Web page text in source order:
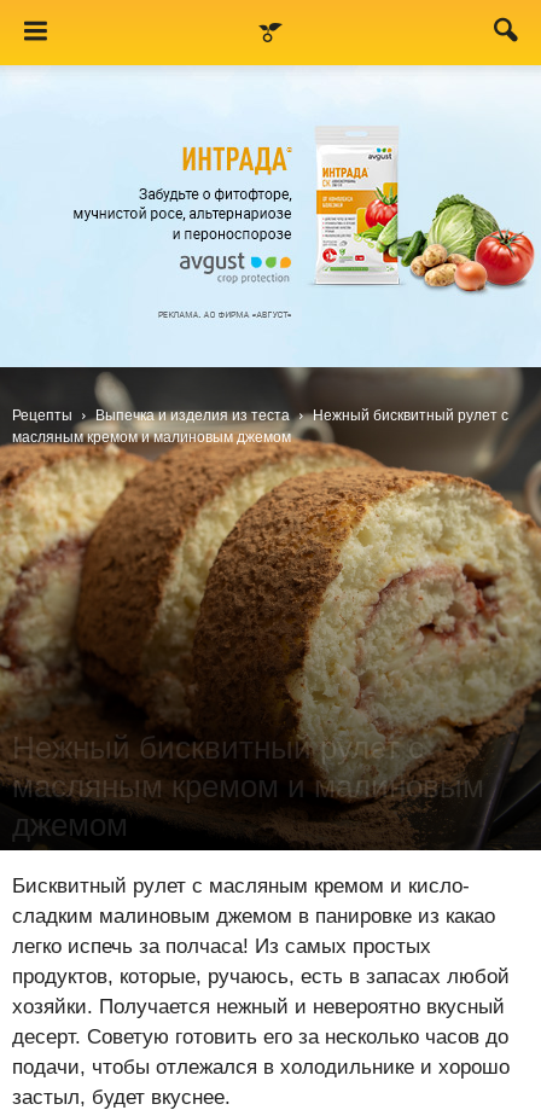
Рецепты Выпечка и изделия из теста
Нежный бисквитный рулет с
масляным кремом и малиновым джемом
Нежный бисквитный рулет с
масляным кремом и малиновым
джемом
Бисквитный рулет с масляным кремом и кисло-
сладким малиновым джемом в панировке из какао
легко испечь за полчаса! Из самых простых
продуктов, которые, ручаюсь, есть в запасах любой
хозяйки. Получается нежный и невероятно вкусный
десерт. Советую готовить его за несколько часов до
подачи, чтобы отлежался в холодильнике и хорошо
застыл, будет вкуснее.